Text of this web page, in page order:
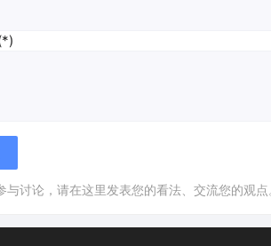
讨论，请在这里发表您的看法、交流您的观点